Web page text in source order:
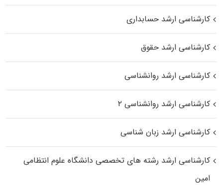
کارشناسی ارشد حسابداری
کارشناسی ارشد حقوق
کارشناسی ارشد روانشناسی
کارشناسی ارشد روانشناسی ۲
کارشناسی ارشد زبان شناسی
کارشناسی ارشد رﺷﺘﻪ ﻫﺎی تخصصی داﻧﺸﮕﺎه ﻋﻠﻮم انتظامی
اﻣﻴﻦ